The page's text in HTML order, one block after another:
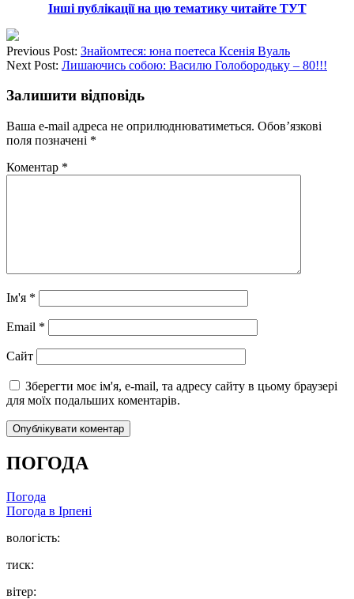
Інші публікації на цю тематику читайте ТУТ
Previous Post: Знайомтеся: юна поетеса Ксенія Вуаль
Next Post: Лишаючись собою: Василю Голобородьку – 80!!!
Залишити відповідь
Ваша e-mail адреса не оприлюднюватиметься. Обов’язкові
поля позначені *
Коментар *
Ім'я *
Email *
Сайт
Зберегти моє ім'я, e-mail, та адресу сайту в цьому браузері
для моїх подальших коментарів.
ПОГОДА
Погода
Погода в Ірпені
вологість:
тиск:
вітер: